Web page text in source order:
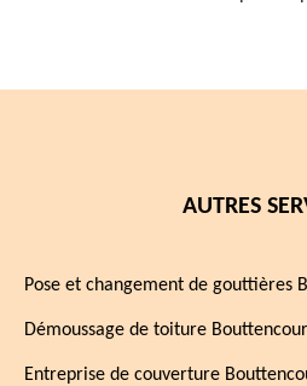
AUTRES
Pose et changement de gouttières
Démoussage de toiture
Entreprise de couverture